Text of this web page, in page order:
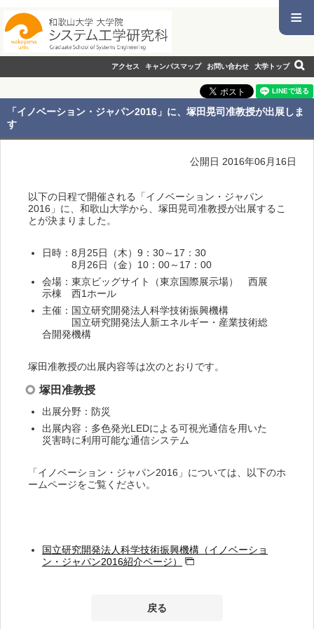
≡
アクセス キャンパスマップ お問い合わせ 大学トップ
「イノベーション・ジャパン2016」に、塚田晃司准教授が出展しま
す
公開日 2016年06月16日
以下の日程で開催される「イノベーション・ジャパン
2016」に、和歌山大学から、塚田晃司准教授が出展するこ
とが決まりました。
日時：8月25日（木）9：30～17：30
8月26日（金）10：00～17：00
会場：東京ビッグサイト（東京国際展示場） 西展
示棟 西1ホール
主催：国立研究開発法人科学技術振興機構
国立研究開発法人新エネルギー・産業技術総
合開発機構
塚田准教授の出展内容等は次のとおりです。
塚田准教授
出展分野：防災
出展内容：多色発光LEDによる可視光通信を用いた
災害時に利用可能な通信システム
「イノベーション・ジャパン2016」については、以下のホ
ームページをご覧ください。
国立研究開発法人科学技術振興機構（イノベーショ
ン・ジャパン2016紹介ページ）
戻る